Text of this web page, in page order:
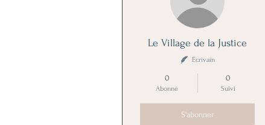
Le Village de la Justice
Écrivain
0
Abonné
0
Suivi
S'abonner